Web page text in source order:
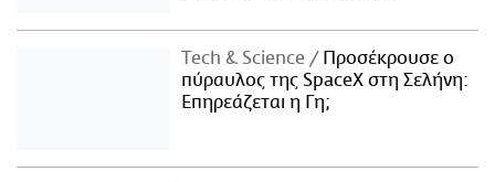
Τech & Science
Προσέκρουσε ο
πύραυλος της SpaceX στη Σελήνη:
Επηρεάζεται η Γη;